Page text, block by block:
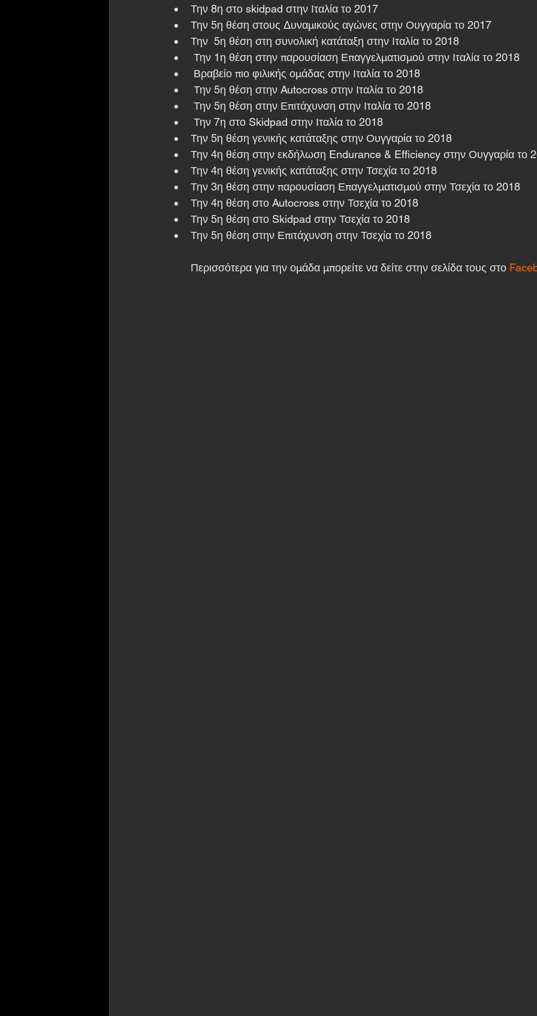
Την 8η στο skidpad στην Ιταλία το 2017
Την 5η θέση στους Δυναμικούς αγώνες στην Ουγγαρία το 2017
Την  5η θέση στη συνολική κατάταξη στην Ιταλία το 2018
Την 1η θέση στην παρουσίαση Επαγγελματισμού στην Ιταλία το 2018
Βραβείο πιο φιλικής ομάδας στην Ιταλία το 2018
Την 5η θέση στην Autocross στην Ιταλία το 2018
Την 5η θέση στην Επιτάχυνση στην Ιταλία το 2018
Την 7η στο Skidpad στην Ιταλία το 2018
Την 5η θέση γενικής κατάταξης στην Ουγγαρία το 2018
Την 4η θέση στην εκδήλωση Endurance & Efficiency στην Ουγγαρία το
Την 4η θέση γενικής κατάταξης στην Τσεχία το 2018
Την 3η θέση στην παρουσίαση Επαγγελματισμού στην Τσεχία το 2018
Την 4η θέση στο Autocross στην Τσεχία το 2018
Την 5η θέση στο Skidpad στην Τσεχία το 2018
Την 5η θέση στην Επιτάχυνση στην Τσεχία το 2018
Περισσότερα για την ομάδα μπορείτε να δείτε στην σελίδα τους στο